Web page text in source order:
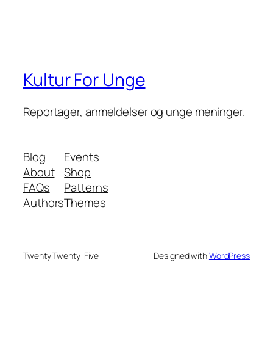
Kultur For Unge
Reportager, anmeldelser og unge meninger.
Blog
About
FAQs
Authors
Events
Shop
Patterns
Themes
Twenty Twenty-Five Designed withWordPress